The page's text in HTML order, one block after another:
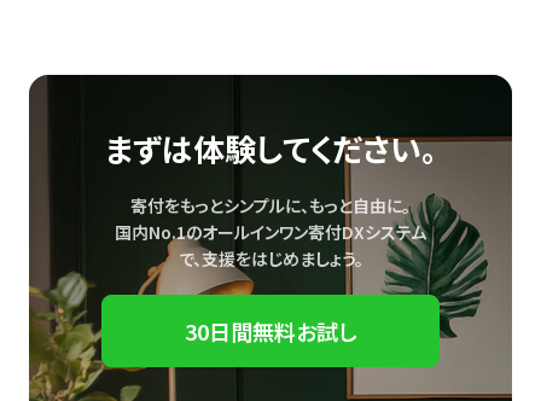
まずは体験してください。
寄付をもっとシンプルに、もっと自由に。
国内No.1のオールインワン寄付DXシステム
で、支援をはじめましょう。
30日間無料お試し